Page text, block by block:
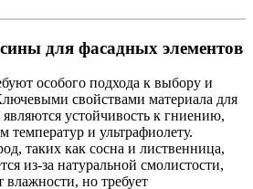
для фасадных элементов
особого подхода к выбору и
свойствами материала для
устойчивость к гниению,
температур и ультрафиолету.
таких как сосна и лиственница,
из-за натуральной смолистости,
но требует